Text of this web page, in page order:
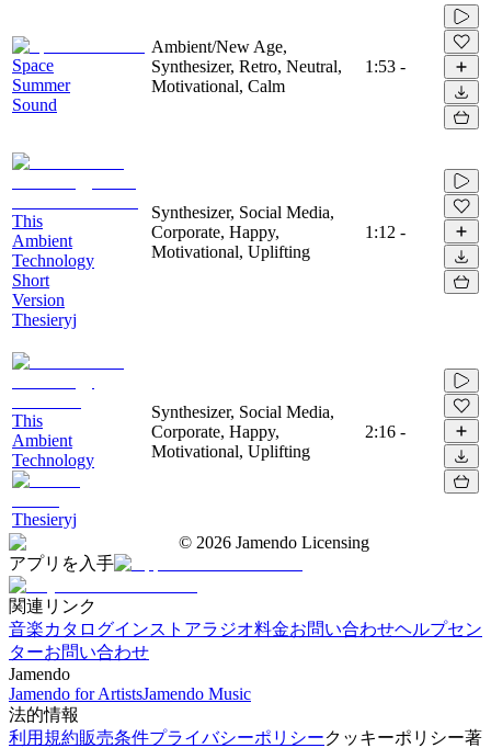
Space
Summer
Sound
Ambient/New Age,
Synthesizer, Retro, Neutral,
Motivational, Calm
1:53 -
This
Ambient
Technology
Short
Version
Thesieryj
Synthesizer, Social Media,
Corporate, Happy,
Motivational, Uplifting
1:12 -
This
Ambient
Technology
Thesieryj
Synthesizer, Social Media,
Corporate, Happy,
Motivational, Uplifting
2:16 -
© 2026 Jamendo Licensing
アプリを入手
関連リンク
音楽カタログインストアラジオ料金お問い合わせヘルプセン
ターお問い合わせ
Jamendo
Jamendo for ArtistsJamendo Music
法的情報
利用規約販売条件プライバシーポリシークッキーポリシー著